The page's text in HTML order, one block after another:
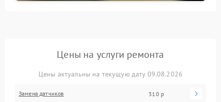
Цены на услуги ремонта
Цены актуальны на текущую дату 09.08.2026
Замена датчиков 310 р